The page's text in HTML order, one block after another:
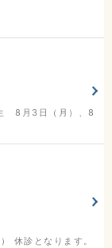
8月3日（月）、8
休診となります。